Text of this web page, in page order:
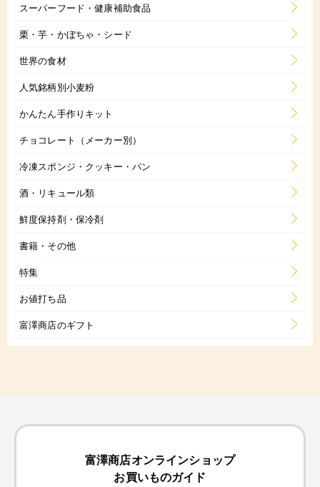
スーパーフード・健康補助食品
栗・芋・かぼちゃ・シード
世界の食材
人気銘柄別小麦粉
かんたん手作りキット
チョコレート（メーカー別）
冷凍スポンジ・クッキー・パン
酒・リキュール類
鮮度保持剤・保冷剤
書籍・その他
特集
お値打ち品
富澤商店のギフト
富澤商店オンラインショップ
お買いものガイド